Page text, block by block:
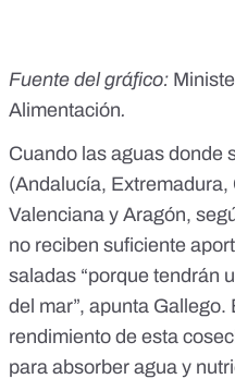
Fuente del gráfico:
Alimentación.
Cuando las aguas donde
(Andalucía,
Valenciana y Aragón,
no reciben suficiente
saladas “porque tendrán
del mar”, apunta Gallego.
rendimiento de esta
para absorber agua y